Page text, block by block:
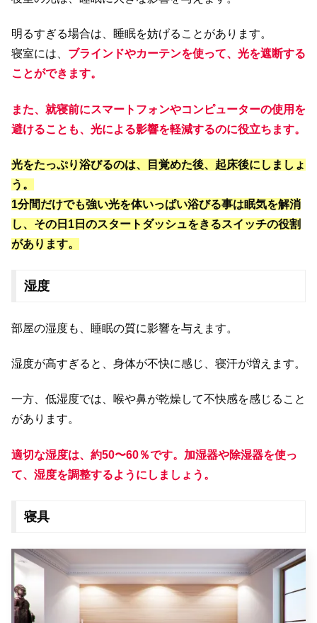
明るすぎる場合は、睡眠を妨げることがあります。
寝室には、 ブラインドやカーテンを使って、光を遮断する
ことができます。
また、就寝前にスマートフォンやコンピューターの使用を
避けることも、光による影響を軽減するのに役立ちます。
光をたっぷり浴びるのは、目覚めた後、起床後にしましょ
う。
1分間だけでも強い光を体いっぱい浴びる事は眠気を解消
し、その日1日のスタートダッシュをきるスイッチの役割
があります。
湿度
部屋の湿度も、睡眠の質に影響を与えます。
湿度が高すぎると、身体が不快に感じ、寝汗が増えます。
一方、低湿度では、喉や鼻が乾燥して不快感を感じること
があります。
適切な湿度は、約50〜60％です。加湿器や除湿器を使っ
て、湿度を調整するようにしましょう。
寝具